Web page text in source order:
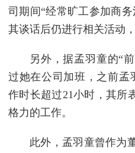
司期间“经常旷工参加商
其谈话后仍进行相关活动
另外，据孟羽童的“
过她在公司加班，之前孟
作时长超过21小时，其所
格力的工作。
此外，孟羽童曾作为